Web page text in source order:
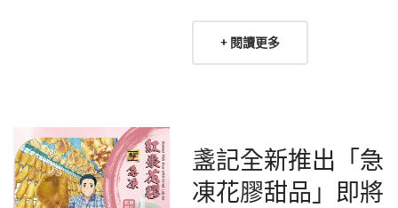
+ 閱讀更多
盞記全新推出「急
凍花膠甜品」即將